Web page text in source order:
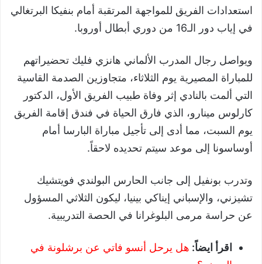
استعدادات الفريق للمواجهة المرتقبة أمام بنفيكا البرتغالي
في إياب دور الـ16 من دوري أبطال أوروبا.
ويواصل رجال المدرب الألماني هانزي فليك تحضيراتهم
للمباراة المصيرية يوم الثلاثاء، متجاوزين الصدمة القاسية
التي ألمت بالنادي إثر وفاة طبيب الفريق الأول، الدكتور
كارلوس مينارو، الذي فارق الحياة في فندق إقامة الفريق
يوم السبت، مما أدى إلى تأجيل مباراة البارسا أمام
أوساسونا إلى موعد سيتم تحديده لاحقاً.
وتدرب بونفيل إلى جانب الحارس البولندي فويتشيك
تشيزني، والإسباني إيناكي بينيا، ليكون الثلاثي المسؤول
عن حراسة مرمى البلوغرانا في الحصة التدريبية.
اقرأ ايضاً: هل يرحل أنسو فاتي عن برشلونة في